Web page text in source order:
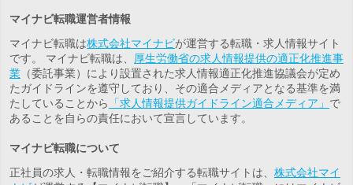
マイナビ転職運営者情報
マイナビ転職は株式会社マイナビが運営する転職・求人情報サイト
です。 マイナビ転職は、
厚生労働省の求人情報提供の適正化推進事
業 （委託事業）により設置された求人情報適正化推進協議会が定め
たガイドラインを遵守しており、その適合メディアとなる基準を満
たしていることから
「求人情報提供ガイドライン適合メディア」 で
あることを自らの責任において宣言しています。
マイナビ転職について
正社員の求人・転職情報をご紹介する転職サイトは、 株式会社マイ